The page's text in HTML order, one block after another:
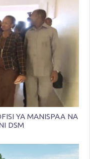
YA MANISPAA NA
DSM